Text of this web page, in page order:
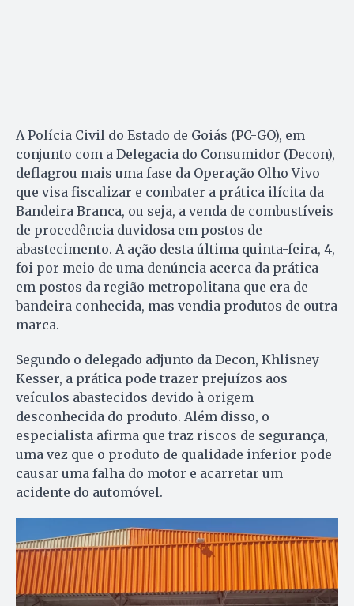
A Polícia Civil do Estado de Goiás (PC-GO), em
conjunto com a Delegacia do Consumidor (Decon),
deflagrou mais uma fase da Operação Olho Vivo
que visa fiscalizar e combater a prática ilícita da
Bandeira Branca, ou seja, a venda de combustíveis
de procedência duvidosa em postos de
abastecimento. A ação desta última quinta-feira, 4,
foi por meio de uma denúncia acerca da prática
em postos da região metropolitana que era de
bandeira conhecida, mas vendia produtos de outra
marca.
Segundo o delegado adjunto da Decon, Khlisney
Kesser, a prática pode trazer prejuízos aos
veículos abastecidos devido à origem
desconhecida do produto. Além disso, o
especialista afirma que traz riscos de segurança,
uma vez que o produto de qualidade inferior pode
causar uma falha do motor e acarretar um
acidente do automóvel.